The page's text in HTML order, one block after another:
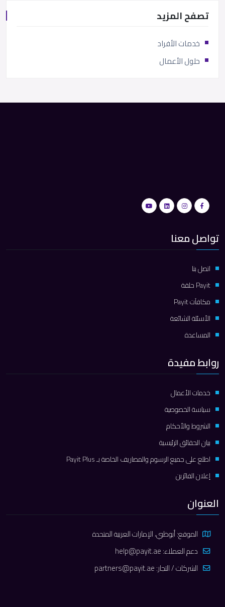
تصفح المزيد
خدمات الأفراد
حلول الأعمال
تواصل معنا
اتصل بنا
Payit حلقة
مكافآت Payit
الأسئلة الشائعة
المساعدة
روابط مفيدة
خدمات الأعمال
سياسة الخصوصية
الشروط والأحكام
بيان الحقائق الرئيسية
اطلع على جميع الرسوم والمصاريف الخاصة بـ Payit Plus
إعلان الفائزين
العنوان
الموقع: أبوظبي، الإمارات العربية المتحدة
دعم العملاء:help@payit.ae
الشركات / التجار:partners@payit.ae